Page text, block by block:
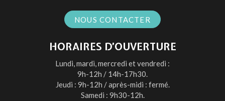
NOUS CONTACTER
HORAIRES D’OUVERTURE
Lundi, mardi, mercredi et vendredi :
9h-12h / 14h-17h30.
Jeudi : 9h-12h / après-midi : fermé.
Samedi : 9h30-12h.